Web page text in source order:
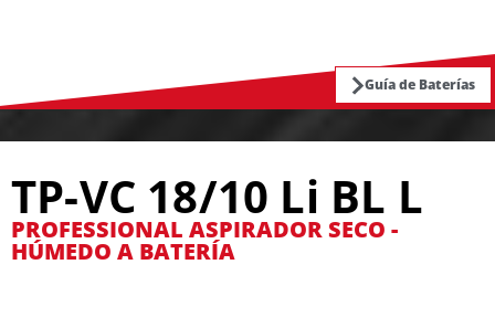
Guía de Baterías
TP-VC 18/10 Li BL L
PROFESSIONAL ASPIRADOR SECO -
HÚMEDO A BATERÍA